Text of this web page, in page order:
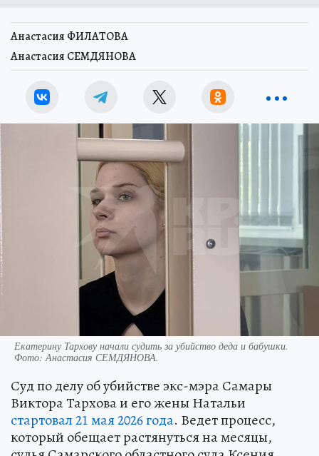
Анастасия ФИЛАТОВА
Анастасия СЕМДЯНОВА
Екатерину Тархову начали судить за убийство деда и бабушки.
Фото: Анастасия СЕМДЯНОВА.
Суд по делу об убийстве экс-мэра Самары
Виктора Тархова и его жены Натальи
стартовал 21 мая 2026 года. Ведет процесс,
который обещает растянуться на месяцы,